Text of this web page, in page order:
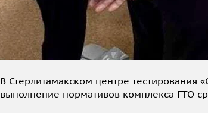
В Стерлитамакском центре тестирования
выполнение нормативов комплекса ГТО